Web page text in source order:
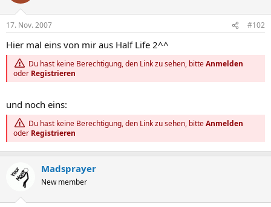
17. Nov. 2007 #102
Hier mal eins von mir aus Half Life 2^^
Du hast keine Berechtigung, den Link zu sehen, bitteAnmelden
oder Registrieren
und noch eins:
Du hast keine Berechtigung, den Link zu sehen, bitteAnmelden
oder Registrieren
Madsprayer
New member